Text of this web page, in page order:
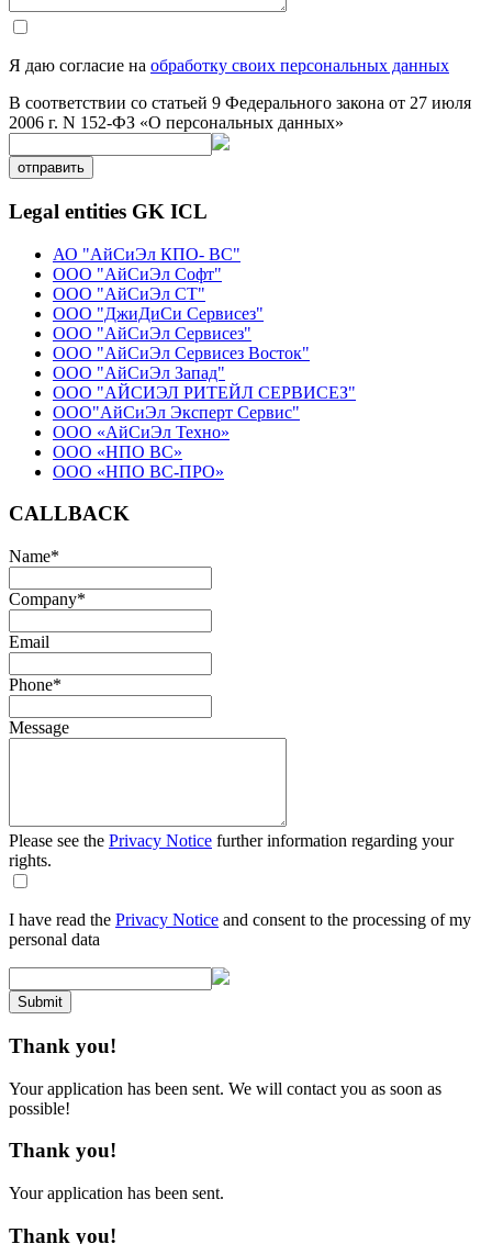
Я даю согласие на обработку своих персональных данных
В соответствии со статьей 9 Федерального закона от 27 июля
2006 г. N 152-ФЗ «О персональных данных»
отправить
Legal entities GK ICL
АО "АйСиЭл КПО- ВС"
ООО "АйСиЭл Софт"
ООО "АйСиЭл СТ"
ООО "ДжиДиСи Сервисез"
ООО "АйСиЭл Сервисез"
ООО "АйСиЭл Сервисез Восток"
ООО "АйСиЭл Запад"
ООО "АЙСИЭЛ РИТЕЙЛ СЕРВИСЕЗ"
ООО"АйСиЭл Эксперт Сервис"
ООО «АйСиЭл Техно»
ООО «НПО ВС»
ООО «НПО ВС-ПРО»
CALLBACK
Name*
Company*
Email
Phone*
Message
Please see the Privacy Notice further information regarding your
rights.
I have read the Privacy Notice and consent to the processing of my
personal data
Submit
Thank you!
Your application has been sent. We will contact you as soon as
possible!
Thank you!
Your application has been sent.
Thank you!